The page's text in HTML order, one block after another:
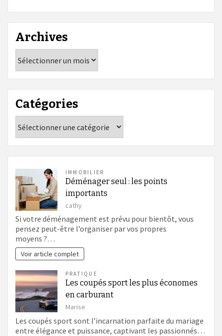
Archives
Catégories
IMMOBILIER
Déménager seul : les points
importants
cathy
Si votre déménagement est prévu pour bientôt, vous
pensez peut-être l’organiser par vos propres
moyens ?…
Voir article complet
PRATIQUE
Les coupés sport les plus économes
en carburant
Marise
Les coupés sport sont l’incarnation parfaite du mariage
entre élégance et puissance, captivant les passionnés…